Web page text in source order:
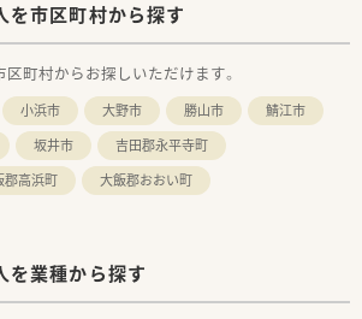
を市区町村から探す
町村からお探しいただけます。
小浜市 大野市 勝山市
鯖江市
坂井市
吉田郡永平寺町
郡高浜町
大飯郡おおい町
を業種から探す